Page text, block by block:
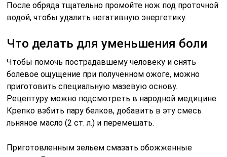
После обряда тщательно промойте нож под проточной
водой, чтобы удалить негативную энергетику.
Что делать для уменьшения боли
Чтобы помочь пострадавшему человеку и снять
болевое ощущение при полученном ожоге, можно
приготовить специальную мазевую основу.
Рецептуру можно подсмотреть в народной медицине.
Крепко взбить пару белков, добавить в эту смесь
льняное масло (2 ст. л.) и перемешать.
Приготовленным зельем смазать обожженные